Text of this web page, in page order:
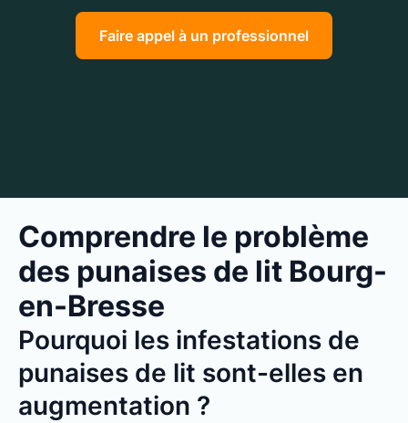
Faire appel à un professionnel
Comprendre le problème
des punaises de lit Bourg-
en-Bresse
Pourquoi les infestations de
punaises de lit sont-elles en
augmentation ?